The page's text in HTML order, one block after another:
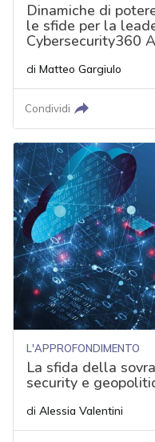
Dinamiche di
le sfide per la
Cybersecurity360
di Matteo Gargiulo
Condividi
L'APPROFONDIMENTO
La sfida della
security e
di Alessia Valentini